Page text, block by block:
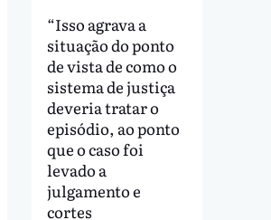
“Isso agrava a
situação do ponto
de vista de como o
sistema de justiça
deveria tratar o
episódio, ao ponto
que o caso foi
levado a
julgamento e
cortes